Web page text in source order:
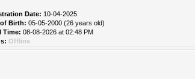
Date: 10-04-2025
Birth: 05-05-2000 (26 years old)
Time: 08-08-2026 at 02:48 PM
Offline